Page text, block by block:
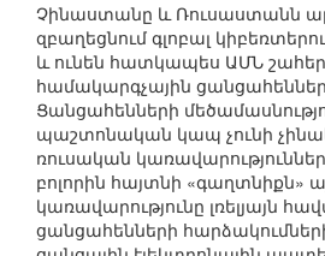
Չինաստանը և Ռուսաստանն
զբաղեցնում գլոբալ
և ունեն հատկապես ԱՄՆ
համակարգչային
Ցանցահենների
պաշտոնական կապ չունի
ռուսական
բոլորին հայտնի «գաղտնիքն»
կառավարությունը լռելյայն
ցանցահենների